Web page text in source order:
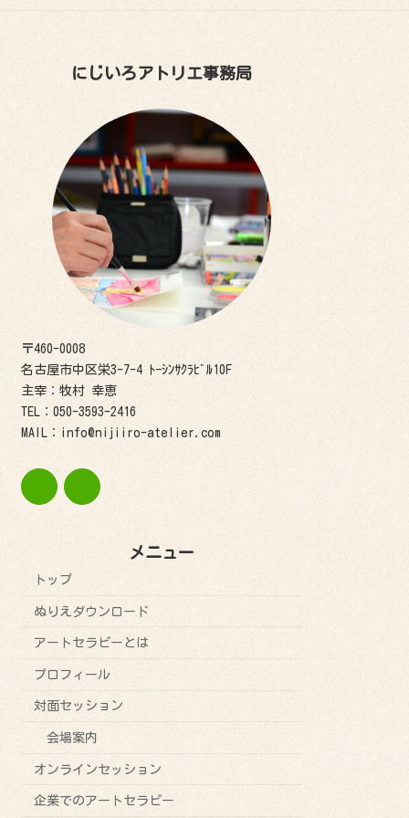
にじいろアトリエ事務局
〒460-0008
名古屋市中区栄3-7-4 ﾄｰｼﾝｻｸﾗﾋﾞﾙ10F
主宰：牧村 幸恵
TEL：050-3593-2416
MAIL：info@nijiiro-atelier.com
メニュー
トップ
ぬりえダウンロード
アートセラピーとは
プロフィール
対面セッション
会場案内
オンラインセッション
企業でのアートセラピー